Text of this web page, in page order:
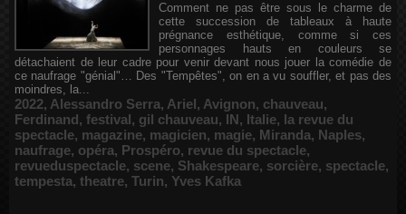
Comment ne pas être sous le charme de
cette succession de tableaux à haute
prégnance esthétique, comme si ces
personnages hauts en couleurs se
détachaient de leur cadre pour venir devant nous jouer la comédie de
ce naufrage "génial"… Des "Tempêtes", on en a vu souffler, et pas des
moindres, la...
2022, Alessandro Serra, Ariel, Avignon, chauveau,
Ferdinand, festival, gil chauveau, IN, Italie, la revue du
spectacle, magazine, magicien, magie, Miranda, Naples,
naufrage, opéra, Prospéro, revue du spectacle,
revueduspectacle, scene, Shakespeare, sorcière, spectacle,
tempesta, theatre, Turin, Yves Kafka